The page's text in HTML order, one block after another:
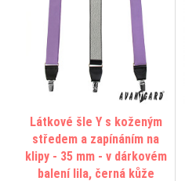
Látkové šle Y s koženým
středem a zapínáním na
klipy - 35 mm - v dárkovém
balení lila, černá kůže